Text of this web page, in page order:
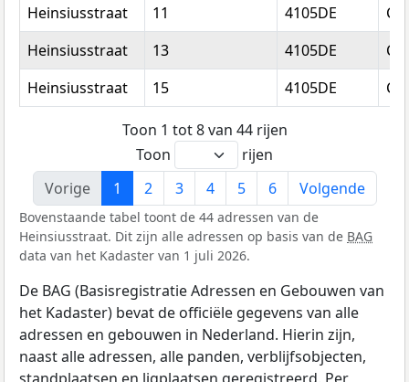
Heinsiusstraat
11 4105DE
Heinsiusstraat
13 4105DE
Heinsiusstraat
15 4105DE
Toon 1 tot 8 van 44 rijen
Toon
rijen
Vorige
1 2 3 4 5 6 Volgende
Bovenstaande tabel toont de 44 adressen van de
Heinsiusstraat. Dit zijn alle adressen op basis van de BAG
data van het Kadaster van 1 juli 2026.
De BAG (Basisregistratie Adressen en Gebouwen van
het Kadaster) bevat de officiële gegevens van alle
adressen en gebouwen in Nederland. Hierin zijn,
naast alle adressen, alle panden, verblijfsobjecten,